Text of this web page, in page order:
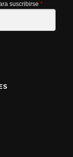
suscribirse *